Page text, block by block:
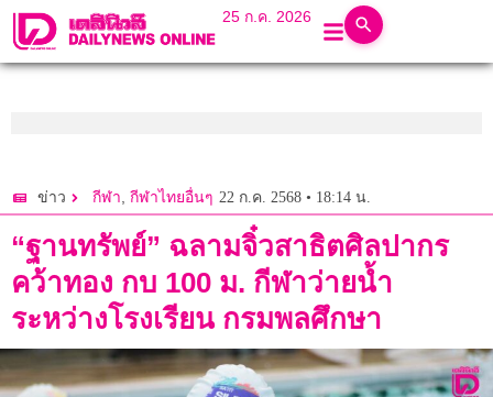
25 ก.ค. 2026
ข่าว กีฬา, กีฬาไทยอื่นๆ 22 ก.ค. 2568 • 18:14 น.
“ฐานทรัพย์” ฉลามจิ๋วสาธิตศิลปากร
คว้าทอง กบ 100 ม. กีฬาว่ายน้ำ
ระหว่างโรงเรียน กรมพลศึกษา